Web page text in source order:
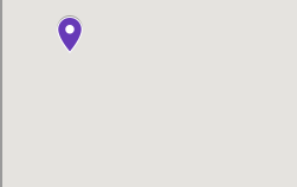
Ministrul federal al